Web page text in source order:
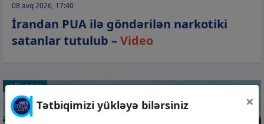
08 avq 2026, 17:40
İrandan PUA ilə göndərilən narkotiki
satanlar tutulub –Video
GÜNDƏM
Tətbiqimizi yükləyə bilərsiniz ×